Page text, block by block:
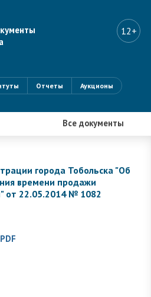
12+
Отчеты Аукционы
Все документы
города Тобольска "Об
времени продажи
от 22.05.2014 № 1082
PDF